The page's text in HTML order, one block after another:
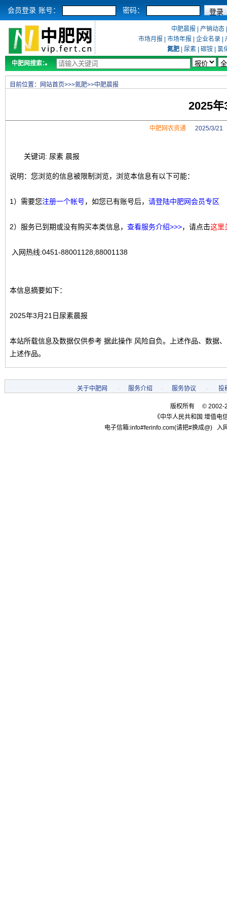
会员登录 账号： 密码：
中肥晨报 产销动态
市场月报
市场年报 企业名录
氮肥
尿素 碳铵
氯
中肥网搜索：
目前位置： 网站首页>>>氮肥>>中肥晨报
2025
中肥网农资通 2025/3/21
关键词: 尿素 晨报
说明：您浏览的信息被限制浏览，浏览本信息有以下可能：
1）需要您注册一个帐号，如您已有账号后， 请登陆中肥网会员专区
2）服务已到期或没有购买本类信息， 查看服务介绍>>>，请点击这里
入网热线:0451-88001128;88001138
本信息摘要如下：
2025年3月21日尿素晨报
本站所载信息及数据仅供参考 据此操作 风险自负。上述作品、数据
上述作品。
关于中肥网 - 服务介绍 - 服务协议 - 投
版权所有 © 2002-
《中华人民共和国 增值电
电子信箱:info#ferinfo.com(请把#换成@)